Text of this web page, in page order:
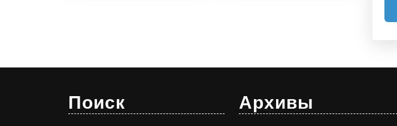
Поиск Архивы